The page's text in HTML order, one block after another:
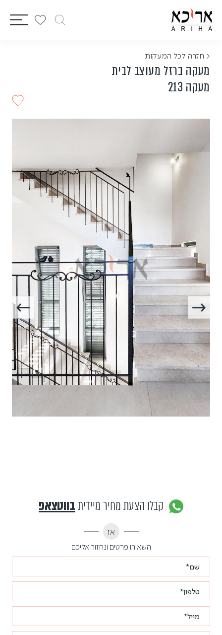
< חזרה לכל המעקות
מעקה ברזל מעוצב לבית
מעקה 213
קבלו הצעת מחיר מיידיתבווטצאפ
או
השאירו פרטים ונחזור אליכם